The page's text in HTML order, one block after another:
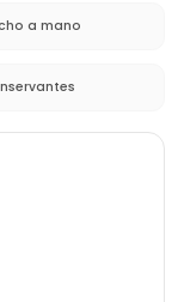
a mano
domicilio la